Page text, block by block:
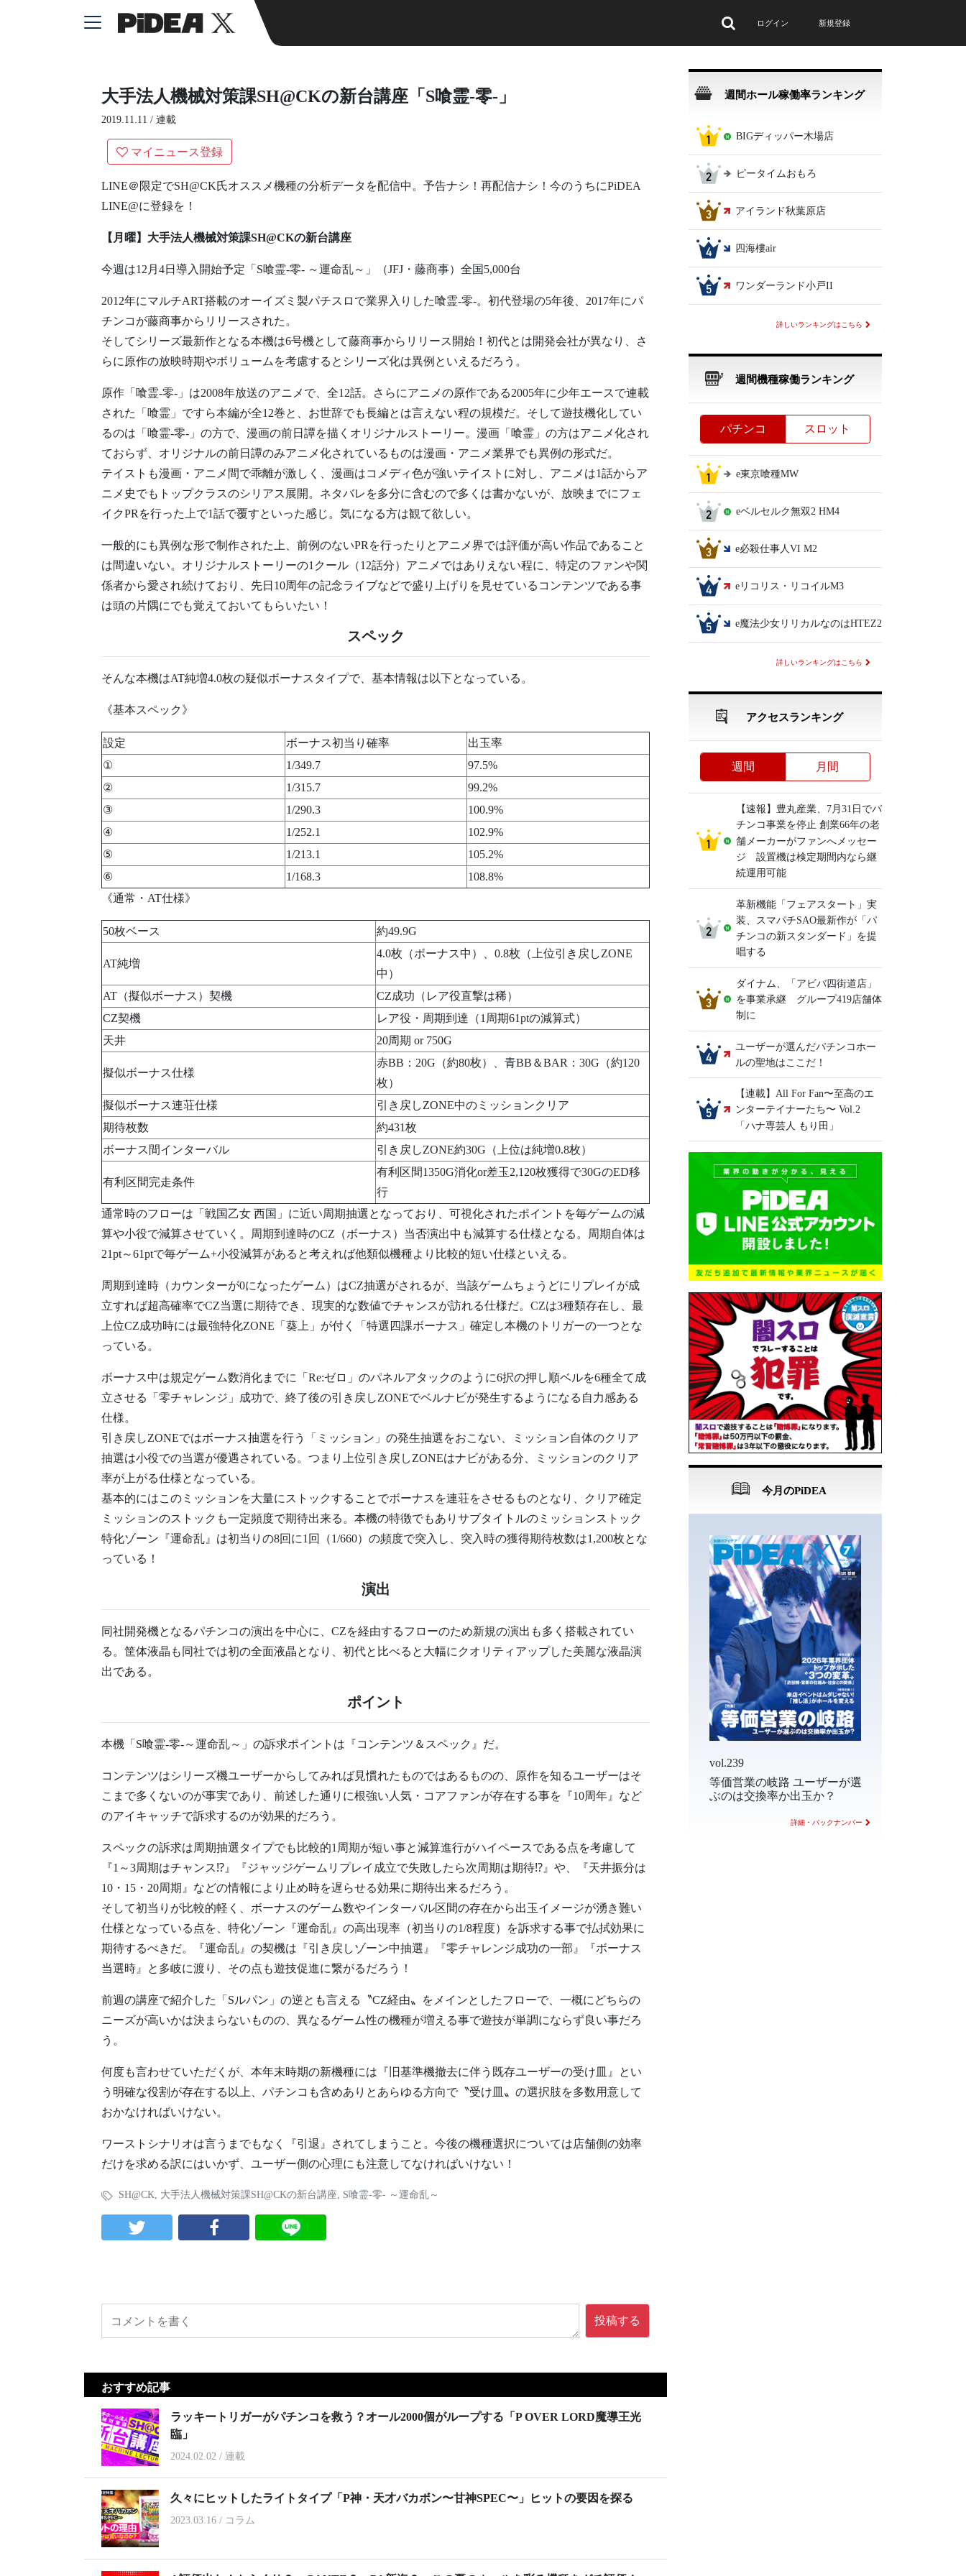
ログイン 新規登録
大手法人機械対策課SH@CKの新台講座「S喰霊-零-」
2019.11.11 / 連載
マイニュース登録
LINE＠限定でSH@CK氏オススメ機種の分析データを配信中。予告ナシ！再配信ナシ！今のうちにPiDEA
LINE@に登録を！
【月曜】大手法人機械対策課SH@CKの新台講座
今週は12月4日導入開始予定「S喰霊-零- ～運命乱～」（JFJ・藤商事）全国5,000台
2012年にマルチART搭載のオーイズミ製パチスロで業界入りした喰霊-零-。初代登場の5年後、2017年にパ
チンコが藤商事からリリースされた。
そしてシリーズ最新作となる本機は6号機として藤商事からリリース開始！初代とは開発会社が異なり、さ
らに原作の放映時期やボリュームを考慮するとシリーズ化は異例といえるだろう。
原作「喰霊-零-」は2008年放送のアニメで、全12話。さらにアニメの原作である2005年に少年エースで連載
された「喰霊」ですら本編が全12巻と、お世辞でも長編とは言えない程の規模だ。そして遊技機化してい
るのは「喰霊-零-」の方で、漫画の前日譚を描くオリジナルストーリー。漫画「喰霊」の方はアニメ化され
ておらず、オリジナルの前日譚のみアニメ化されているものは漫画・アニメ業界でも異例の形式だ。
テイストも漫画・アニメ間で乖離が激しく、漫画はコメディ色が強いテイストに対し、アニメは1話からア
ニメ史でもトップクラスのシリアス展開。ネタバレを多分に含むので多くは書かないが、放映までにフェ
イクPRを行った上で1話で覆すといった感じ。気になる方は観て欲しい。
一般的にも異例な形で制作された上、前例のないPRを行ったりとアニメ界では評価が高い作品であること
は間違いない。オリジナルストーリーの1クール（12話分）アニメではありえない程に、特定のファンや関
係者から愛され続けており、先日10周年の記念ライブなどで盛り上げりを見せているコンテンツである事
は頭の片隅にでも覚えておいてもらいたい！
スペック
そんな本機はAT純増4.0枚の疑似ボーナスタイプで、基本情報は以下となっている。
《基本スペック》
設定 ボーナス初当り確率
出玉率
①
1/349.7
97.5%
②
1/315.7
99.2%
③
1/290.3
100.9%
④
1/252.1
102.9%
⑤
1/213.1
105.2%
⑥
1/168.3
108.8%
《通常・AT仕様》
50枚ベース 約49.9G
AT純増
4.0枚（ボーナス中）、0.8枚（上位引き戻しZONE
中）
AT（擬似ボーナス）契機
CZ成功（レア役直撃は稀）
CZ契機
レア役・周期到達（1周期61ptの減算式）
天井
20周期 or 750G
擬似ボーナス仕様
赤BB：20G（約80枚）、青BB＆BAR：30G（約120
枚）
擬似ボーナス連荘仕様
引き戻しZONE中のミッションクリア
期待枚数
約431枚
ボーナス間インターバル
引き戻しZONE約30G（上位は純増0.8枚）
有利区間完走条件
有利区間1350G消化or差玉2,120枚獲得で30GのED移
行
通常時のフローは「戦国乙女 西国」に近い周期抽選となっており、可視化されたポイントを毎ゲームの減
算や小役で減算させていく。周期到達時のCZ（ボーナス）当否演出中も減算する仕様となる。周期自体は
21pt～61ptで毎ゲーム+小役減算があると考えれば他類似機種より比較的短い仕様といえる。
周期到達時（カウンターが0になったゲーム）はCZ抽選がされるが、当該ゲームちょうどにリプレイが成
立すれば超高確率でCZ当選に期待でき、現実的な数値でチャンスが訪れる仕様だ。CZは3種類存在し、最
上位CZ成功時には最強特化ZONE「葵上」が付く「特選四課ボーナス」確定し本機のトリガーの一つとな
っている。
ボーナス中は規定ゲーム数消化までに「Re:ゼロ」のパネルアタックのように6択の押し順ベルを6種全て成
立させる「零チャレンジ」成功で、終了後の引き戻しZONEでベルナビが発生するようになる自力感ある
仕様。
引き戻しZONEではボーナス抽選を行う「ミッション」の発生抽選をおこない、ミッション自体のクリア
抽選は小役での当選が優遇されている。つまり上位引き戻しZONEはナビがある分、ミッションのクリア
率が上がる仕様となっている。
基本的にはこのミッションを大量にストックすることでボーナスを連荘をさせるものとなり、クリア確定
ミッションのストックも一定頻度で期待出来る。本機の特徴でもありサブタイトルのミッションストック
特化ゾーン『運命乱』は初当りの8回に1回（1/660）の頻度で突入し、突入時の獲得期待枚数は1,200枚とな
っている！
演出
同社開発機となるパチンコの演出を中心に、CZを経由するフローのため新規の演出も多く搭載されてい
る。筐体液晶も同社では初の全面液晶となり、初代と比べると大幅にクオリティアップした美麗な液晶演
出である。
ポイント
本機「S喰霊-零-～運命乱～」の訴求ポイントは『コンテンツ＆スペック』だ。
コンテンツはシリーズ機ユーザーからしてみれば見慣れたものではあるものの、原作を知るユーザーはそ
こまで多くないのが事実であり、前述した通りに根強い人気・コアファンが存在する事を『10周年』など
のアイキャッチで訴求するのが効果的だろう。
スペックの訴求は周期抽選タイプでも比較的1周期が短い事と減算進行がハイペースである点を考慮して
『1～3周期はチャンス⁉︎』『ジャッジゲームリプレイ成立で失敗したら次周期は期待⁉︎』や、『天井振分は
10・15・20周期』などの情報により止め時を遅らせる効果に期待出来るだろう。
そして初当りが比較的軽く、ボーナスのゲーム数やインターバル区間の存在から出玉イメージが湧き難い
仕様となっている点を、特化ゾーン『運命乱』の高出現率（初当りの1/8程度）を訴求する事で払拭効果に
期待するべきだ。『運命乱』の契機は『引き戻しゾーン中抽選』『零チャレンジ成功の一部』『ボーナス
当選時』と多岐に渡り、その点も遊技促進に繋がるだろう！
前週の講座で紹介した「Sルパン」の逆とも言える〝CZ経由〟をメインとしたフローで、一概にどちらの
ニーズが高いかは決まらないものの、異なるゲーム性の機種が増える事で遊技が単調にならず良い事だろ
う。
何度も言わせていただくが、本年末時期の新機種には『旧基準機撤去に伴う既存ユーザーの受け皿』とい
う明確な役割が存在する以上、パチンコも含めありとあらゆる方向で〝受け皿〟の選択肢を多数用意して
おかなければいけない。
ワーストシナリオは言うまでもなく『引退』されてしまうこと。今後の機種選択については店舗側の効率
だけを求める訳にはいかず、ユーザー側の心理にも注意してなければいけない！
SH@CK, 大手法人機械対策課SH@CKの新台講座, S喰霊-零- ～運命乱～
投稿する
おすすめ記事
ラッキートリガーがパチンコを救う？オール2000個がループする「P OVER LORD魔導王光
臨」
2024.02.02 / 連載
久々にヒットしたライトタイプ「P神・天才バカボン〜甘神SPEC〜」ヒットの要因を探る
2023.03.16 / コラム
週間ホール稼働率ランキング
BIGディッパー木場店
ピータイムおもろ
アイランド秋葉原店
四海樓air
ワンダーランド小戸II
詳しいランキングはこちら
週間機種稼働ランキング
パチンコ スロット
e東京喰種MW
eベルセルク無双2 HM4
e必殺仕事人VI M2
eリコリス・リコイルM3
e魔法少女リリカルなのはHTEZ2
詳しいランキングはこちら
アクセスランキング
週間 月間
【速報】豊丸産業、7月31日でパ
チンコ事業を停止 創業66年の老
舗メーカーがファンへメッセー
ジ 設置機は検定期間内なら継
続運用可能
革新機能「フェアスタート」実
装、スマパチSAO最新作が「パ
チンコの新スタンダード」を提
唱する
ダイナム、「アビバ四街道店」
を事業承継 グループ419店舗体
制に
ユーザーが選んだパチンコホー
ルの聖地はここだ！
【連載】All For Fan〜至高のエ
ンターテイナーたち〜 Vol.2
「ハナ専芸人 もり田」
今月のPiDEA
vol.239
等価営業の岐路 ユーザーが選
ぶのは交換率か出玉か？
詳細・バックナンバー